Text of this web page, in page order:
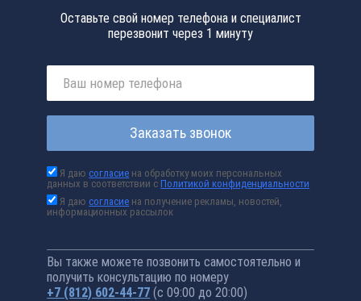
Оставьте свой номер телефона и специалист
перезвонит через 1 минуту
Заказать звонок
Я даюсогласие на обработку моих персональных
данных в соответствии сПолитикой конфиденциальности
Я даюсогласие на получение рекламы, новостей,
информационных рассылок
Вы также можете позвонить самостоятельно и
получить консультацию по номеру
+7 (812) 602-44-77 (с 09:00 до 20:00)